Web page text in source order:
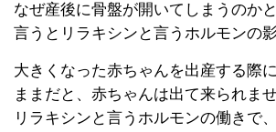
なぜ産後に骨盤が開いてしまうのか
言うとリラキシンと言うホルモンの影
大きくなった赤ちゃんを出産する際
ままだと、赤ちゃんは出て来られま
リラキシンと言うホルモンの働きで